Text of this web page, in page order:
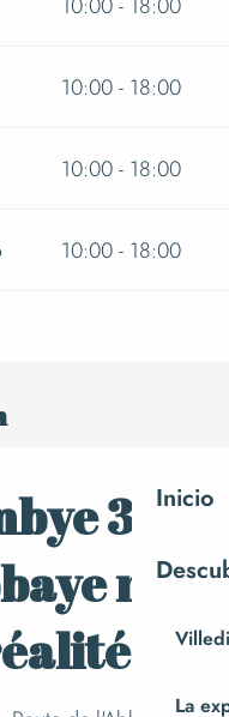
Inicio
La
10:00 - 18:00
10:00 - 18:00
10:00 - 18:00
3D -